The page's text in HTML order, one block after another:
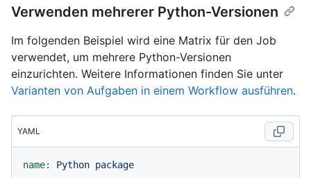
Verwenden mehrerer Python-Versionen
Im folgenden Beispiel wird eine Matrix für den Job
verwendet, um mehrere Python-Versionen
einzurichten. Weitere Informationen finden Sie unter
Varianten von Aufgaben in einem Workflow ausführen.
YAML
name: Python package